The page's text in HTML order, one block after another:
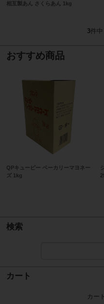
相互製あん さくらあん 1kg
3件中
おすすめ商品
QPキューピー ベーカリーマヨネー
ズ 1kg
検索
カート
カー